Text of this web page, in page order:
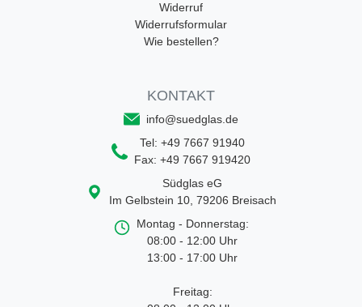
Widerruf
Widerrufsformular
Wie bestellen?
KONTAKT
info@suedglas.de
Tel: +49 7667 91940
Fax: +49 7667 919420
Südglas eG
Im Gelbstein 10, 79206 Breisach
Montag - Donnerstag:
08:00 - 12:00 Uhr
13:00 - 17:00 Uhr
Freitag: